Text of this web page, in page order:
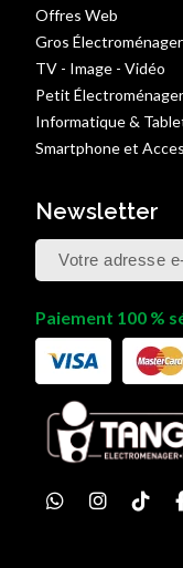
Offres Web
Gros Électroménager
TV - Image - Vidéo
Petit Électroménager
Informatique &
Smartphone et
Newsletter
Paiement 100 %